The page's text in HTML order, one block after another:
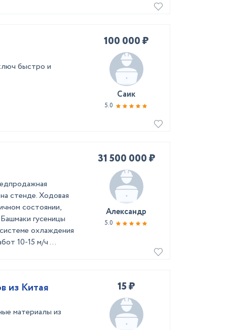
быстро и
100 000 ₽
Саик
5.0
стенде. Ходовая
состоянии,
гусеницы
охлаждения
10-15 м/ч ...
31 500 000 ₽
Александр
5.0
из Китая
материалы из
15 ₽